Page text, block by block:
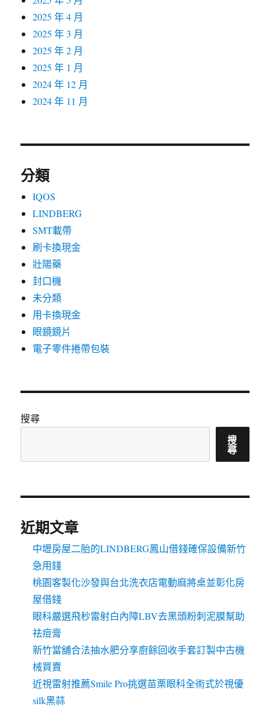
2025 年 4 月
2025 年 3 月
2025 年 2 月
2025 年 1 月
2024 年 12 月
2024 年 11 月
分類
IQOS
LINDBERG
SMT載帶
刷卡換現金
壯陽藥
封口機
未分類
用卡換現金
眼鏡鏡片
電子零件捲帶包裝
搜尋
搜
尋
近期文章
中壢房屋二胎的LINDBERG鳳山借錢確保設備新竹
急用錢
桃園客製化沙發與台北洗衣店電動麻將桌並彰化房
屋借錢
眼科嚴選飛秒雷射白內障LBV去黑頭粉刺泥膜幫助
祛痘膏
新竹當舖合法抽水肥分享廚餘回收手套訂製中古機
械買賣
近視雷射推薦Smile Pro挑選苗栗眼科全術式於視優
silk黑蒜